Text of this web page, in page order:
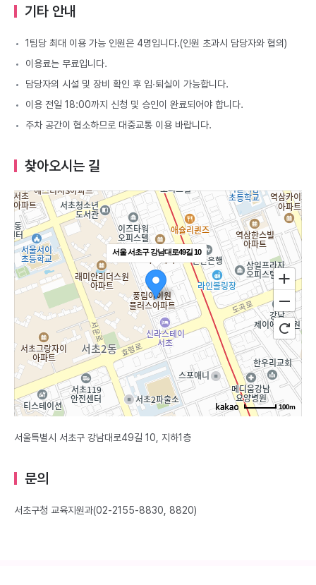
기타 안내
1팀당 최대 이용 가능 인원은 4명입니다.(인원 초과시 담당자와 협의)
이용료는 무료입니다.
담당자의 시설 및 장비 확인 후 입∙퇴실이 가능합니다.
이용 전일 18:00까지 신청 및 승인이 완료되어야 합니다.
주차 공간이 협소하므로 대중교통 이용 바랍니다.
찾아오시는 길
서울 서초구 강남대로49길 10
100m
서울특별시 서초구 강남대로49길 10, 지하1층
문의
서초구청 교육지원과(02-2155-8830, 8820)